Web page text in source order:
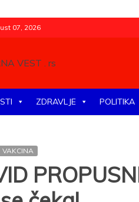
07, 2026
ZDRAVLJE POLITIKA
VAKCINA